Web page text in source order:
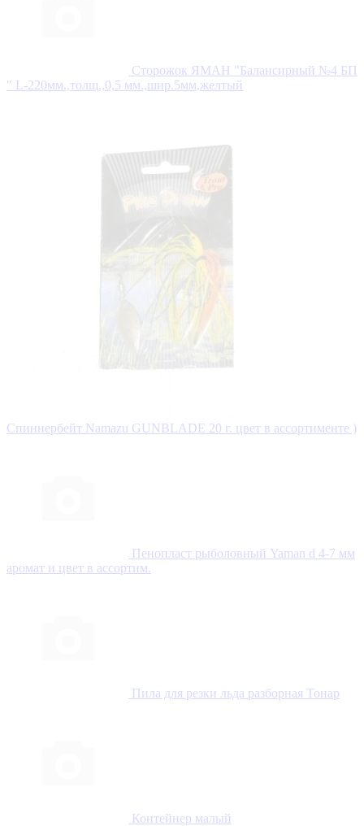
Сторожок ЯМАН "Балансирный №4 БП
" L-220мм.,толщ.,0,5 мм.,шир.5мм,желтый
Спиннербейт Namazu GUNBLADE 20 г. цвет в ассортименте )
Пенопласт рыболовный Yaman d 4-7 мм
аромат и цвет в ассортим.
Пила для резки льда разборная Тонар
Контейнер малый